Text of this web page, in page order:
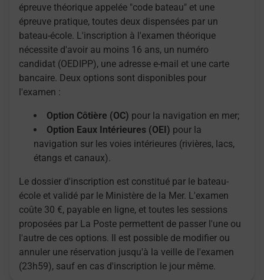
épreuve théorique appelée "code bateau" et une
épreuve pratique, toutes deux dispensées par un
bateau-école. L'inscription à l'examen théorique
nécessite d'avoir au moins 16 ans, un numéro
candidat (OEDIPP), une adresse e-mail et une carte
bancaire. Deux options sont disponibles pour
l'examen :
Option Côtière (OC) pour la navigation en mer;
Option Eaux Intérieures (OEI) pour la
navigation sur les voies intérieures (rivières, lacs,
étangs et canaux).
Le dossier d'inscription est constitué par le bateau-
école et validé par le Ministère de la Mer. L'examen
coûte 30 €, payable en ligne, et toutes les sessions
proposées par La Poste permettent de passer l'une ou
l'autre de ces options. Il est possible de modifier ou
annuler une réservation jusqu'à la veille de l'examen
(23h59), sauf en cas d'inscription le jour même.